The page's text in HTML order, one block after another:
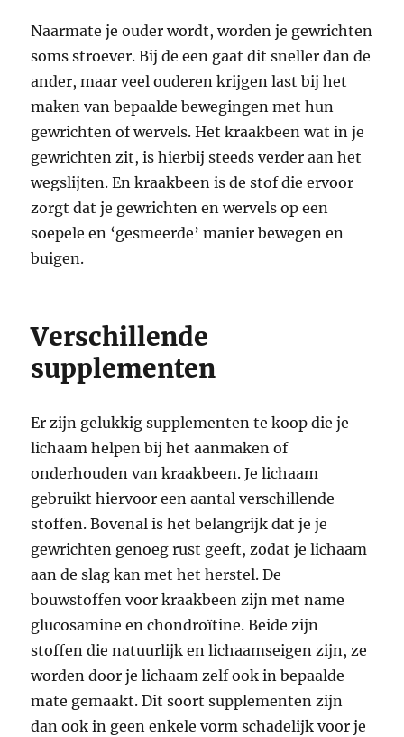
Naarmate je ouder wordt, worden je gewrichten
soms stroever. Bij de een gaat dit sneller dan de
ander, maar veel ouderen krijgen last bij het
maken van bepaalde bewegingen met hun
gewrichten of wervels. Het kraakbeen wat in je
gewrichten zit, is hierbij steeds verder aan het
wegslijten. En kraakbeen is de stof die ervoor
zorgt dat je gewrichten en wervels op een
soepele en ‘gesmeerde’ manier bewegen en
buigen.
Verschillende
supplementen
Er zijn gelukkig supplementen te koop die je
lichaam helpen bij het aanmaken of
onderhouden van kraakbeen. Je lichaam
gebruikt hiervoor een aantal verschillende
stoffen. Bovenal is het belangrijk dat je je
gewrichten genoeg rust geeft, zodat je lichaam
aan de slag kan met het herstel. De
bouwstoffen voor kraakbeen zijn met name
glucosamine en chondroïtine. Beide zijn
stoffen die natuurlijk en lichaamseigen zijn, ze
worden door je lichaam zelf ook in bepaalde
mate gemaakt. Dit soort supplementen zijn
dan ook in geen enkele vorm schadelijk voor je